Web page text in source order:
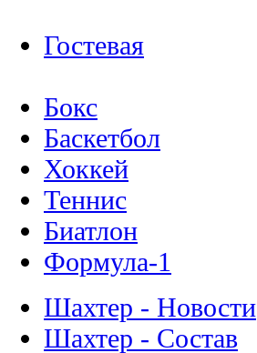
Гостевая
Бокс
Баскетбол
Хоккей
Теннис
Биатлон
Формула-1
Шахтер - Новости
Шахтер - Состав